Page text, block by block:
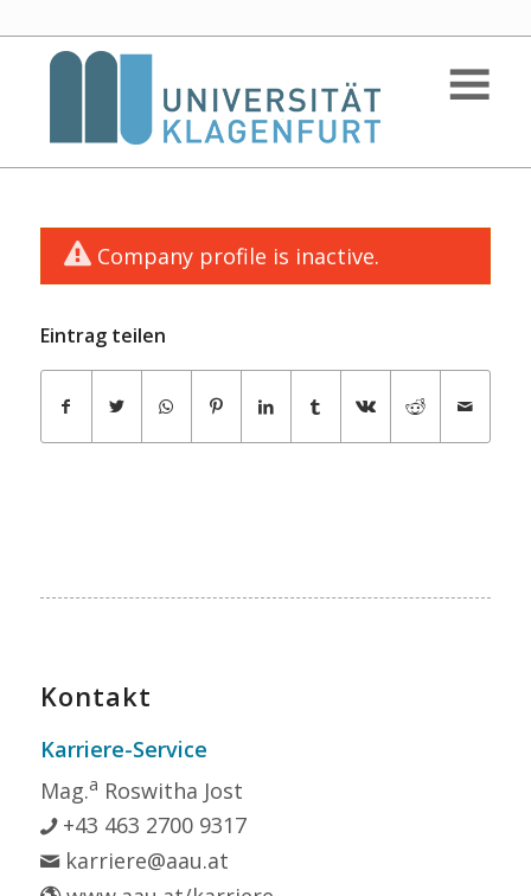
Company profile is inactive.
Eintrag teilen
Kontakt
Karriere-Service
Mag.a Roswitha Jost
+43 463 2700 9317
karriere@aau.at